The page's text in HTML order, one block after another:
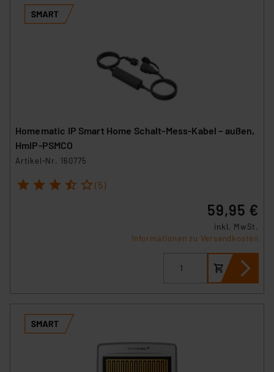
Homematic IP Smart Home Schalt-Mess-Kabel – außen,
HmIP-PSMCO
Artikel-Nr. 160775
1 2 3 4 5 (5)
59,95 €
inkl. MwSt.
Informationen zu Versandkosten